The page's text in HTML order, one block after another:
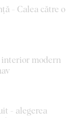
- Calea către o
interior modern
- alegerea